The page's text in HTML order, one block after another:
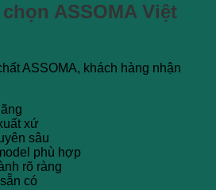
ASSOMA Việt
ASSOMA, khách hàng nhận
xứ
sâu
phù hợp
rõ ràng
có